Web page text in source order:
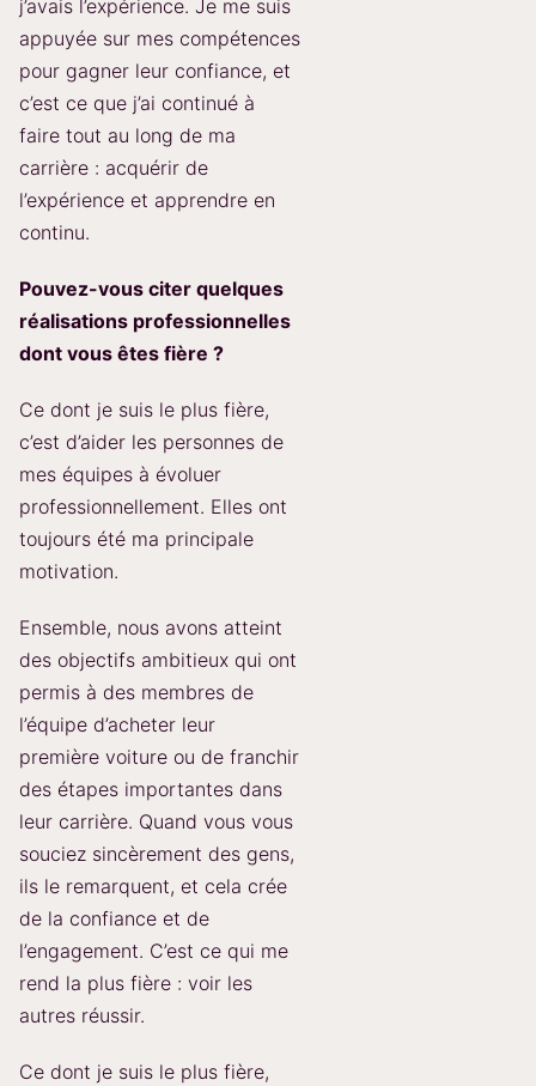
j’avais l’expérience. Je me suis
appuyée sur mes compétences
pour gagner leur confiance, et
c’est ce que j’ai continué à
faire tout au long de ma
carrière : acquérir de
l’expérience et apprendre en
continu.
Pouvez-vous citer quelques
réalisations professionnelles
dont vous êtes fière ?
Ce dont je suis le plus fière,
c’est d’aider les personnes de
mes équipes à évoluer
professionnellement. Elles ont
toujours été ma principale
motivation.
Ensemble, nous avons atteint
des objectifs ambitieux qui ont
permis à des membres de
l’équipe d’acheter leur
première voiture ou de franchir
des étapes importantes dans
leur carrière. Quand vous vous
souciez sincèrement des gens,
ils le remarquent, et cela crée
de la confiance et de
l’engagement. C’est ce qui me
rend la plus fière : voir les
autres réussir.
Ce dont je suis le plus fière,